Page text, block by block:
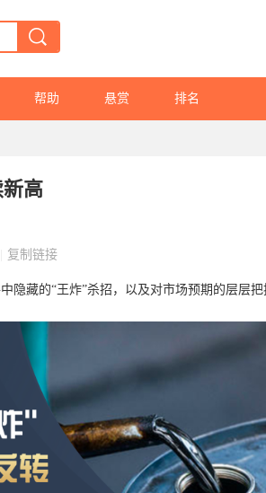
帮助 悬赏 排名
高
复制链接
隐藏的“王炸”杀招，以及对市场预期的层层